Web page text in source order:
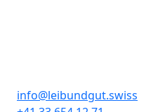
info@leibundgut.swiss